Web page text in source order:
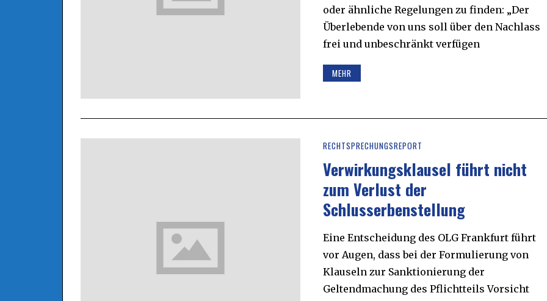
oder ähnliche Regelungen zu finden: „Der
Überlebende von uns soll über den Nachlass
frei und unbeschränkt verfügen
MEHR
RECHTSPRECHUNGSREPORT
Verwirkungsklausel führt nicht
zum Verlust der
Schlusserbenstellung
Eine Entscheidung des OLG Frankfurt führt
vor Augen, dass bei der Formulierung von
Klauseln zur Sanktionierung der
Geltendmachung des Pflichtteils Vorsicht